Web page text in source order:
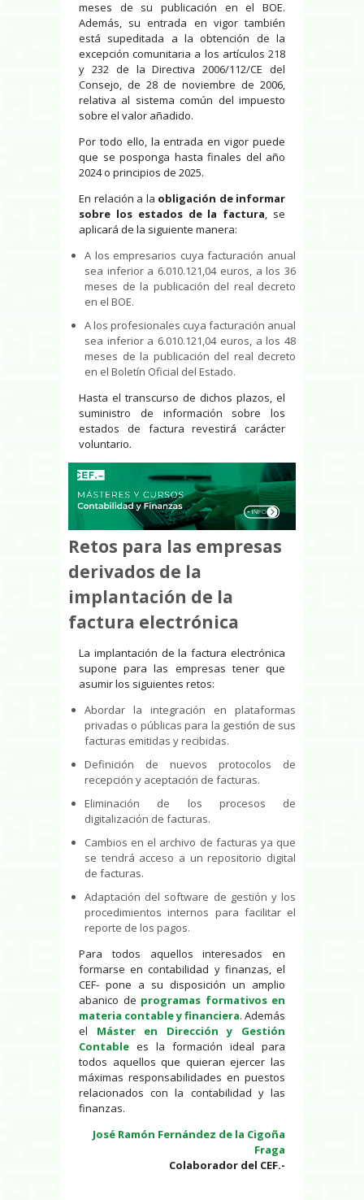
meses de su publicación en el BOE.
Además, su entrada en vigor también
está supeditada a la obtención de la
excepción comunitaria a los artículos 218
y 232 de la Directiva 2006/112/CE del
Consejo, de 28 de noviembre de 2006,
relativa al sistema común del impuesto
sobre el valor añadido.
Por todo ello, la entrada en vigor puede
que se posponga hasta finales del año
2024 o principios de 2025.
En relación a la obligación de informar
sobre los estados de la factura, se
aplicará de la siguiente manera:
A los empresarios cuya facturación anual
sea inferior a 6.010.121,04 euros, a los 36
meses de la publicación del real decreto
en el BOE.
A los profesionales cuya facturación anual
sea inferior a 6.010.121,04 euros, a los 48
meses de la publicación del real decreto
en el Boletín Oficial del Estado.
Hasta el transcurso de dichos plazos, el
suministro de información sobre los
estados de factura revestirá carácter
voluntario.
Retos para las empresas
derivados de la
implantación de la
factura electrónica
La implantación de la factura electrónica
supone para las empresas tener que
asumir los siguientes retos:
Abordar la integración en plataformas
privadas o públicas para la gestión de sus
facturas emitidas y recibidas.
Definición de nuevos protocolos de
recepción y aceptación de facturas.
Eliminación de los procesos de
digitalización de facturas.
Cambios en el archivo de facturas ya que
se tendrá acceso a un repositorio digital
de facturas.
Adaptación del software de gestión y los
procedimientos internos para facilitar el
reporte de los pagos.
Para todos aquellos interesados en
formarse en contabilidad y finanzas, el
CEF- pone a su disposición un amplio
abanico de programas formativos en
materia contable y financiera. Además
el Máster en Dirección y Gestión
Contable es la formación ideal para
todos aquellos que quieran ejercer las
máximas responsabilidades en puestos
relacionados con la contabilidad y las
finanzas.
José Ramón Fernández de la Cigoña
Fraga
Colaborador del CEF.-